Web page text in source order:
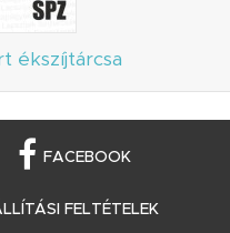
ékszíjtárcsa
FACEBOOK
FELTÉTELEK